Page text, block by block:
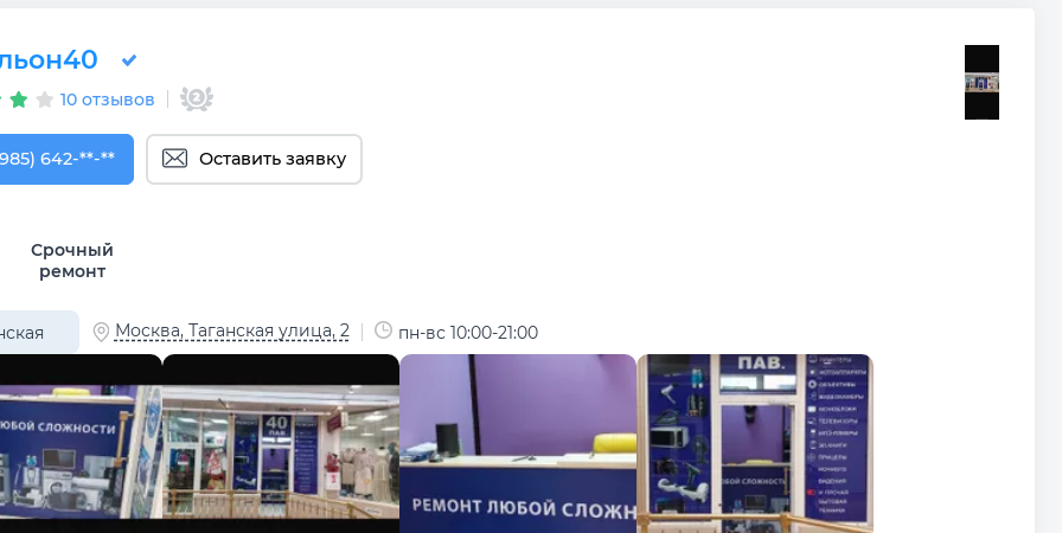
10 отзывов
642-33-58
642-**-** Оставить заявку
Срочный
ремонт
Москва, Таганская улица, 2 пн-вс 10:00-21:00